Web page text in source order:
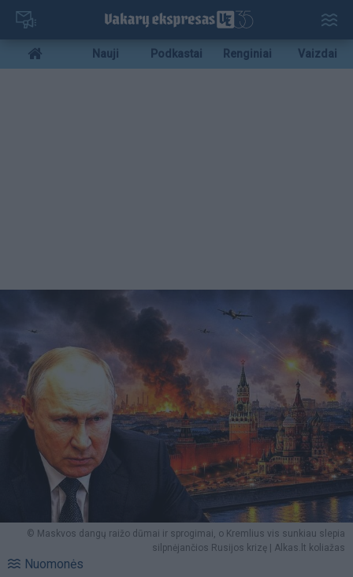
Pereiti
pagrindinį
turinį
Mobile
menu
Nauji Podkastai Renginiai Vaizdai
© Maskvos dangų raižo dūmai ir sprogimai, o Kremlius vis sunkiau slepia
silpnėjančios Rusijos krizę | Alkas.lt koliažas
Nuomonės